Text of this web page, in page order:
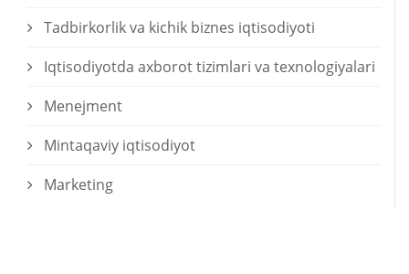
Tadbirkorlik va kichik biznes iqtisodiyoti
Iqtisodiyotda axborot tizimlari va texnologiyalari
Menejment
Mintaqaviy iqtisodiyot
Marketing